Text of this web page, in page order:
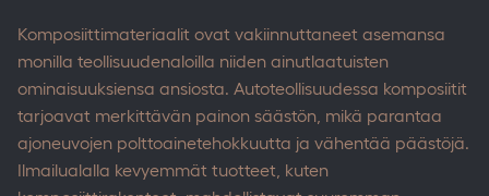
Komposiittimateriaalit ovat vakiinnuttaneet asemansa
monilla teollisuudenaloilla niiden ainutlaatuisten
ominaisuuksiensa ansiosta. Autoteollisuudessa komposiitit
tarjoavat merkittävän painon säästön, mikä parantaa
ajoneuvojen polttoainetehokkuutta ja vähentää päästöjä.
Ilmailualalla kevyemmät tuotteet, kuten